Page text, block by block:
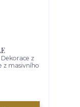
Dekorace z
z masivního